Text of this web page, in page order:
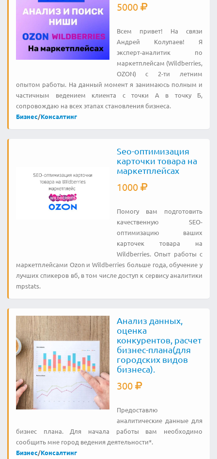
5000
Всем привет! На связи
Андрей Колупаев! Я
эксперт-аналитик по
маркетплейсам (Wildberries,
OZON) с 2-ти летним
опытом работы. На данный момент я занимаюсь полным и
частичным ведением клиента с точки А в точку Б,
сопровождаю на всех этапах становления бизнеса.
Бизнес/Консалтинг
Seo-оптимизация
карточки товара на
маркетплейсах
1000
Помогу вам подготовить
качественную SEO-
оптимизацию ваших
карточек товара на
Wildberries. Опыт работы с
маркетплейсами Ozon и Wildberries больше года, обучение у
лучших спикеров вб, в том числе доступ к сервису аналитики
mpstats.
Анализ данных,
оценка
конкурентов, расчет
бизнес-плана(для
городских видов
бизнеса).
300
Предоставлю
аналитические данные для
бизнес плана. Для начала работы вам необходимо
сообщить мне город ведения деятельности*.
Бизнес/Консалтинг